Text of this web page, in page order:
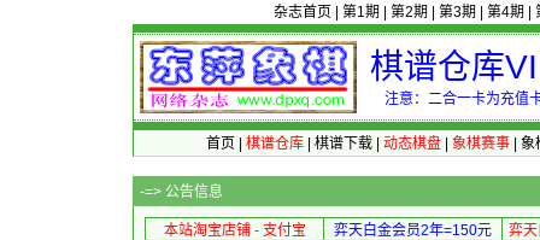
杂志首页 第1期 第2期 第3期 第4期
棋谱仓库
注意：二合一卡为充值
首页 棋谱仓库| 棋谱下载| 动态棋盘| 象棋赛事| 象
-=> 公告信息
本站淘宝店铺 - 支付宝 弈天白金会员2年=150元
弈